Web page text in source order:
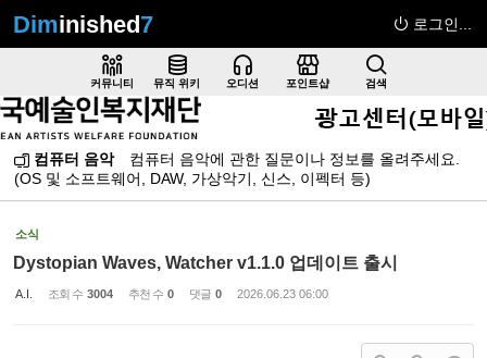
Diminished7 로그인...
커뮤니티 뮤직 위키 오디션 포인트샵 검색
컴퓨터 음악
컴퓨터 음악에 관한 질문이나 정보를 올려주세요.
(OS 및 소프트웨어, DAW, 가상악기, 신스, 이펙터 등)
소식
Dystopian Waves, Watcher v1.1.0 업데이트 출시
A.I. 조회 수 3004 추천 수 0 댓글 0 2026.06.23 06:00
Sketchbook5, 스케치북5
Sketchbook5, 스케치북5